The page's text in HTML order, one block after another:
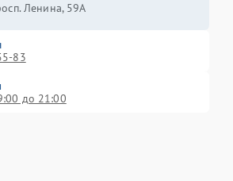
Ленина, 59А
83
до 21:00